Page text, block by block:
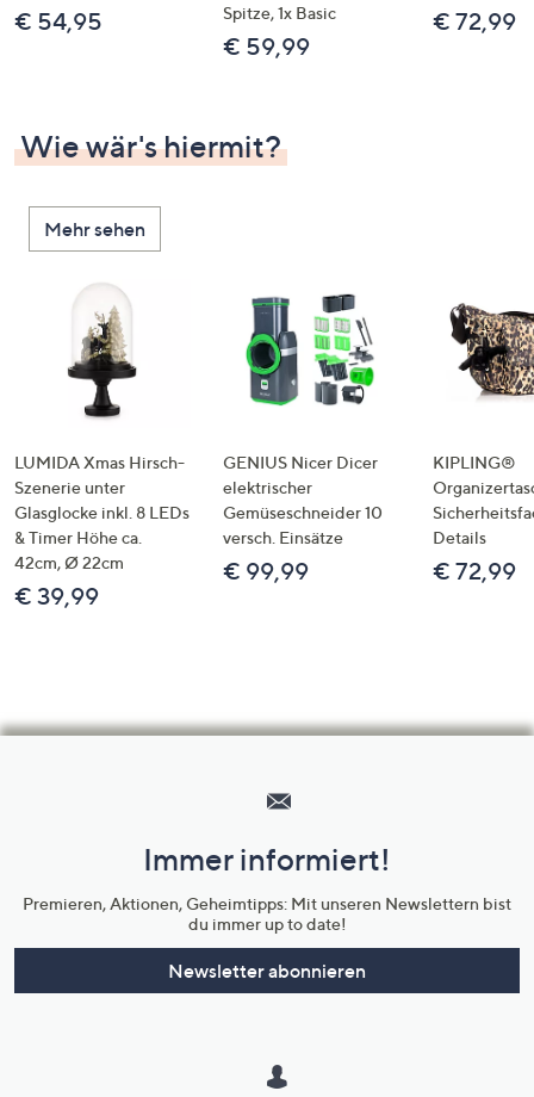
€ 54,95
Spitze, 1x Basic
€ 59,99
€ 72,99
Wie wär's hiermit?
Mehr sehen
LUMIDA Xmas Hirsch-
Szenerie unter
Glasglocke inkl. 8 LEDs
& Timer Höhe ca.
42cm, Ø 22cm
€ 39,99
GENIUS Nicer Dicer
elektrischer
Gemüseschneider 10
versch. Einsätze
€ 99,99
KIPLING®
Details
€ 72,99
Unternehmensinformationen
Immer informiert!
Premieren, Aktionen, Geheimtipps: Mit unseren Newslettern bist
du immer up to date!
Newsletter abonnieren